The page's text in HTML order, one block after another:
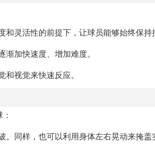
和灵活性的前提下，让球员能够始终保持
加快速度、增加难度。
视觉来快速反应。
同样，也可以利用身体左右晃动来掩盖